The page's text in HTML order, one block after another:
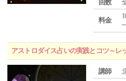
回数
料金
アストロダイス占いの実践とコツ～レ
講師